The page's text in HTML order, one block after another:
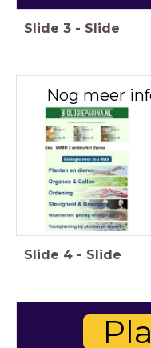
Slide 3 - Slide
Nog meer
Slide 4 - Slide